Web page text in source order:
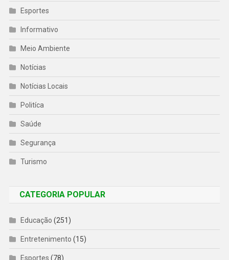
Esportes
Informativo
Meio Ambiente
Notícias
Notícias Locais
Politíca
Saúde
Segurança
Turismo
CATEGORIA POPULAR
Educação (251)
Entretenimento (15)
Esportes (78)